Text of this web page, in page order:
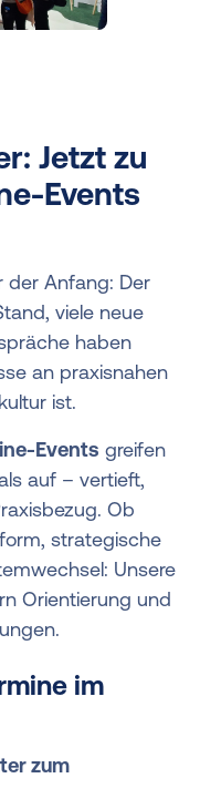
Jetzt zu
Events
der Anfang: Der
viele neue
haben
an praxisnahen
ist.
Events greifen
auf – vertieft,
Ob
strategische
Unsere
Orientierung und
im
zum